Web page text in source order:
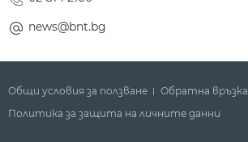
news@bnt.bg
Общи условия за ползване Обратна връзка
Политика за защита на личните данни